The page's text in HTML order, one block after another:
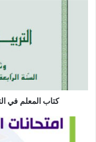
الإسلامية
كتاب المعلم في